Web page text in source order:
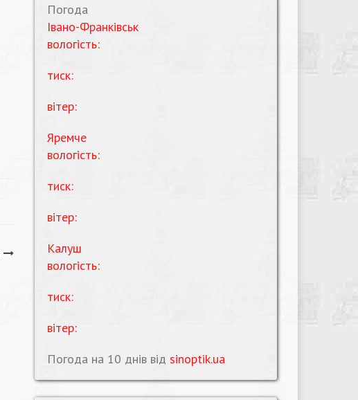
Погода
Івано-Франківськ
вологість:
тиск:
вітер:
Яремче
вологість:
тиск:
вітер:
Калуш
вологість:
тиск:
вітер:
Погода на 10 днів від sinoptik.ua